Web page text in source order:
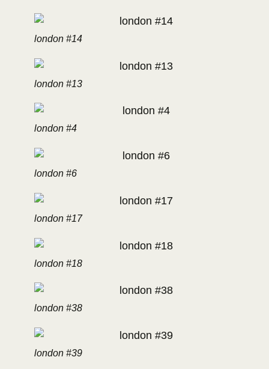
london #14
london #13
london #4
london #6
london #17
london #18
london #38
london #39